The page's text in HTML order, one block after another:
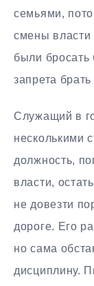
семьями,
смены
были бросать
запрета
Служащий в
несколькими
должность,
власти,
не довезти
дороге. Его
но сама
дисциплину.